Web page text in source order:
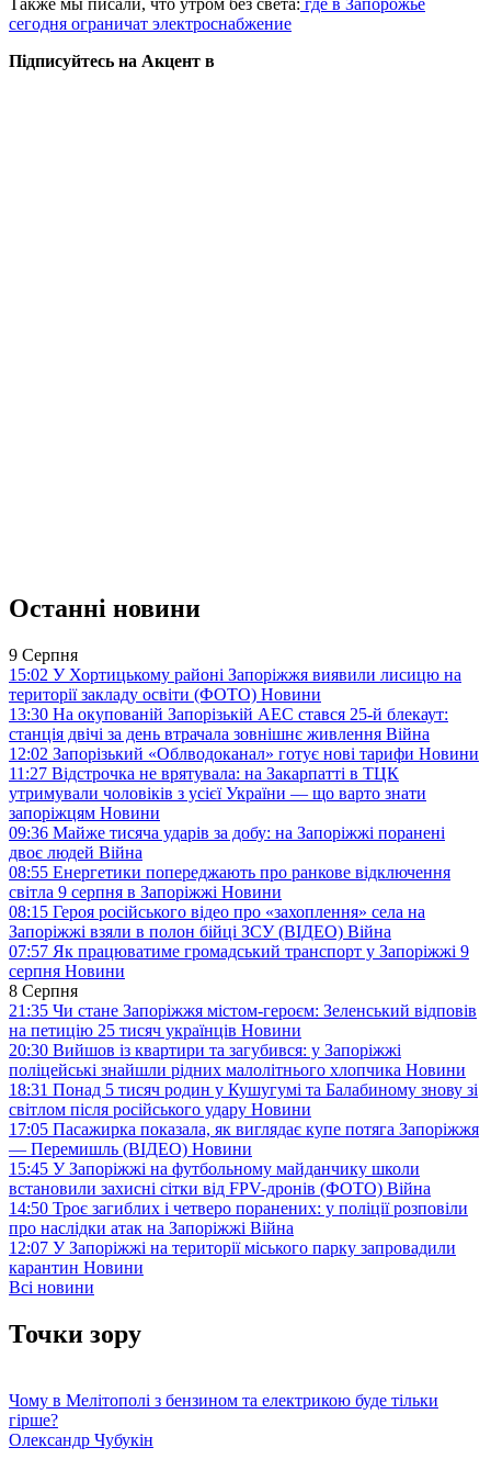
сегодня ограничат электроснабжение
Підписуйтесь на Акцент в
Останні новини
9 Серпня
15:02 У Хортицькому районі Запоріжжя виявили лисицю на
території закладу освіти (ФОТО) Новини
13:30 На окупованій Запорізькій АЕС стався 25-й блекаут:
станція двічі за день втрачала зовнішнє живлення Війна
12:02 Запорізький «Облводоканал» готує нові тарифи Новини
11:27 Відстрочка не врятувала: на Закарпатті в ТЦК
утримували чоловіків з усієї України — що варто знати
запоріжцям Новини
09:36 Майже тисяча ударів за добу: на Запоріжжі поранені
двоє людей Війна
08:55 Енергетики попереджають про ранкове відключення
світла 9 серпня в Запоріжжі Новини
08:15 Героя російського відео про «захоплення» села на
Запоріжжі взяли в полон бійці ЗСУ (ВІДЕО) Війна
07:57 Як працюватиме громадський транспорт у Запоріжжі 9
серпня Новини
8 Серпня
21:35 Чи стане Запоріжжя містом-героєм: Зеленський відповів
на петицію 25 тисяч українців Новини
20:30 Вийшов із квартири та загубився: у Запоріжжі
поліцейські знайшли рідних малолітнього хлопчика Новини
18:31 Понад 5 тисяч родин у Кушугумі та Балабиному знову зі
світлом після російського удару Новини
17:05 Пасажирка показала, як виглядає купе потяга Запоріжжя
— Перемишль (ВІДЕО) Новини
15:45 У Запоріжжі на футбольному майданчику школи
встановили захисні сітки від FPV-дронів (ФОТО) Війна
14:50 Троє загиблих і четверо поранених: у поліції розповіли
про наслідки атак на Запоріжжі Війна
12:07 У Запоріжжі на території міського парку запровадили
карантин Новини
Всі новини
Точки зору
Чому в Мелітополі з бензином та електрикою буде тільки
гірше?
Олександр Чубукін